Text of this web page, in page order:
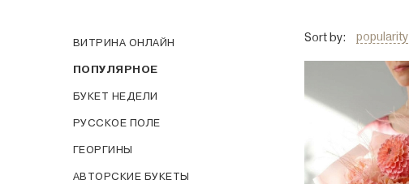
ВИТРИНА ОНЛАЙН
ПОПУЛЯРНОЕ
БУКЕТ НЕДЕЛИ
РУССКОЕ ПОЛЕ
ГЕОРГИНЫ
АВТОРСКИЕ БУКЕТЫ
Sort by: popularity